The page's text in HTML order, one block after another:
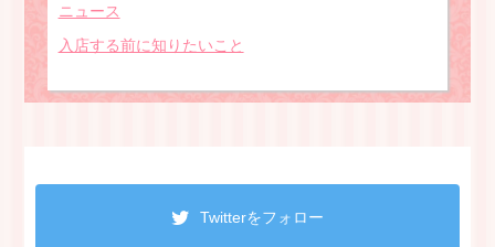
ニュース
入店する前に知りたいこと
Twitterをフォロー